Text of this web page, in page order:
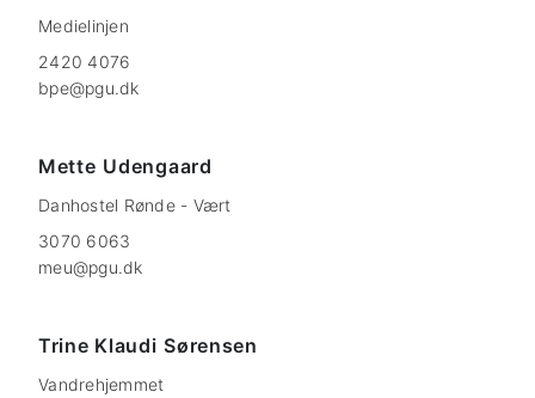
Medielinjen
2420 4076
bpe@pgu.dk
Mette Udengaard
Danhostel Rønde - Vært
3070 6063
meu@pgu.dk
Trine Klaudi Sørensen
Vandrehjemmet